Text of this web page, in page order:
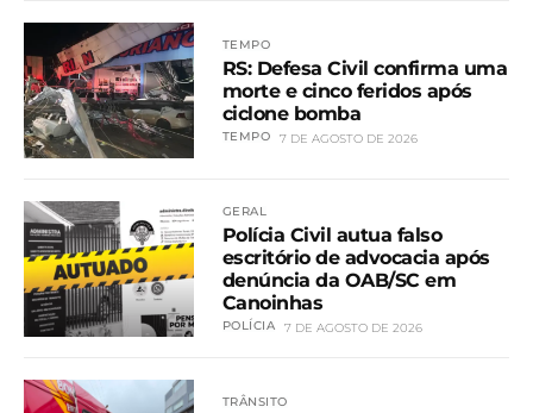
TEMPO
RS: Defesa Civil confirma uma
morte e cinco feridos após
ciclone bomba
TEMPO 7 DE AGOSTO DE 2026
GERAL
Polícia Civil autua falso
escritório de advocacia após
denúncia da OAB/SC em
Canoinhas
POLÍCIA 7 DE AGOSTO DE 2026
TRÂNSITO